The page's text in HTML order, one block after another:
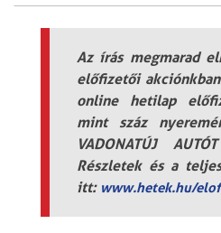
Az írás megmarad
előfizetői
online hetilap
mint száz
VADONATÚJ
Részletek és a
itt: www.hetek.hu/